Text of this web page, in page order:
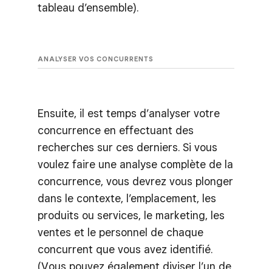
tableau d’ensemble).
ANALYSER VOS CONCURRENTS
Ensuite, il est temps d’analyser votre
concurrence en effectuant des
recherches sur ces derniers. Si vous
voulez faire une analyse complète de la
concurrence, vous devrez vous plonger
dans le contexte, l’emplacement, les
produits ou services, le marketing, les
ventes et le personnel de chaque
concurrent que vous avez identifié.
(Vous pouvez également diviser l’un de